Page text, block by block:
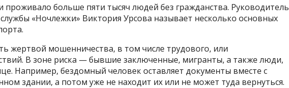
проживало больше пяти тысяч людей без гражданства. Руководитель
«Ночлежки» Виктория Урсова называет несколько основных
жертвой мошенничества, в том числе трудового, или
В зоне риска — бывшие заключенные, мигранты, а также люди,
Например, бездомный человек оставляет документы вместе с
здании, а потом уже не находит их или не может туда вернуться.